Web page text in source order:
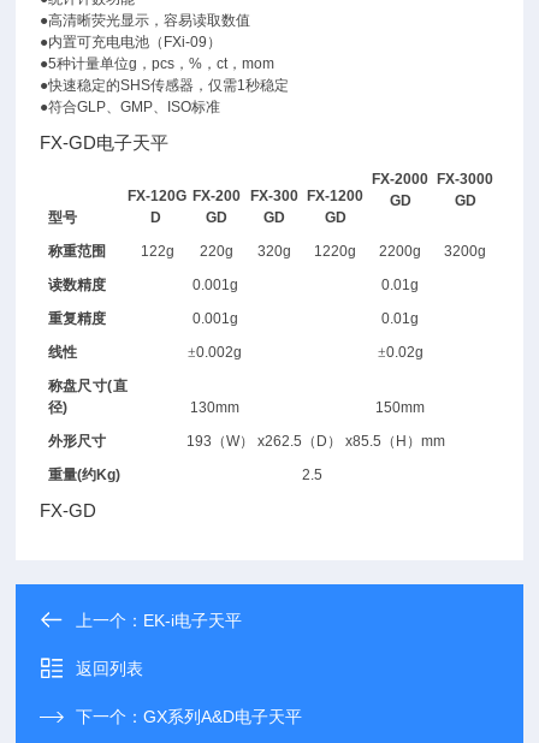
●高清晰荧光显示，容易读取数值
●内置可充电电池（FXi-09）
●5种计量单位g，pcs，%，ct，mom
●快速稳定的SHS传感器，仅需1秒稳定
●符合GLP、GMP、ISO标准
FX-GD电子天平
型号
FX-120G
D
FX-200
GD
FX-300
GD
FX-1200
GD
FX-2000
GD
FX-3000
GD
称重范围 122g 220g 320g 1220g 2200g
3200g
读数精度
0.001g
0.01g
重复精度
0.001g
0.01g
线性
±0.002g ±0.02g
称盘尺寸(直
径) 130mm
150mm
外形尺寸
193 （W） x262.5 （ D ） x85.5 （ H ）mm
重量(约Kg) 2.5
FX-GD
上一个： EK-i电子天平
返回列表
下一个：GX系列A&D电子天平